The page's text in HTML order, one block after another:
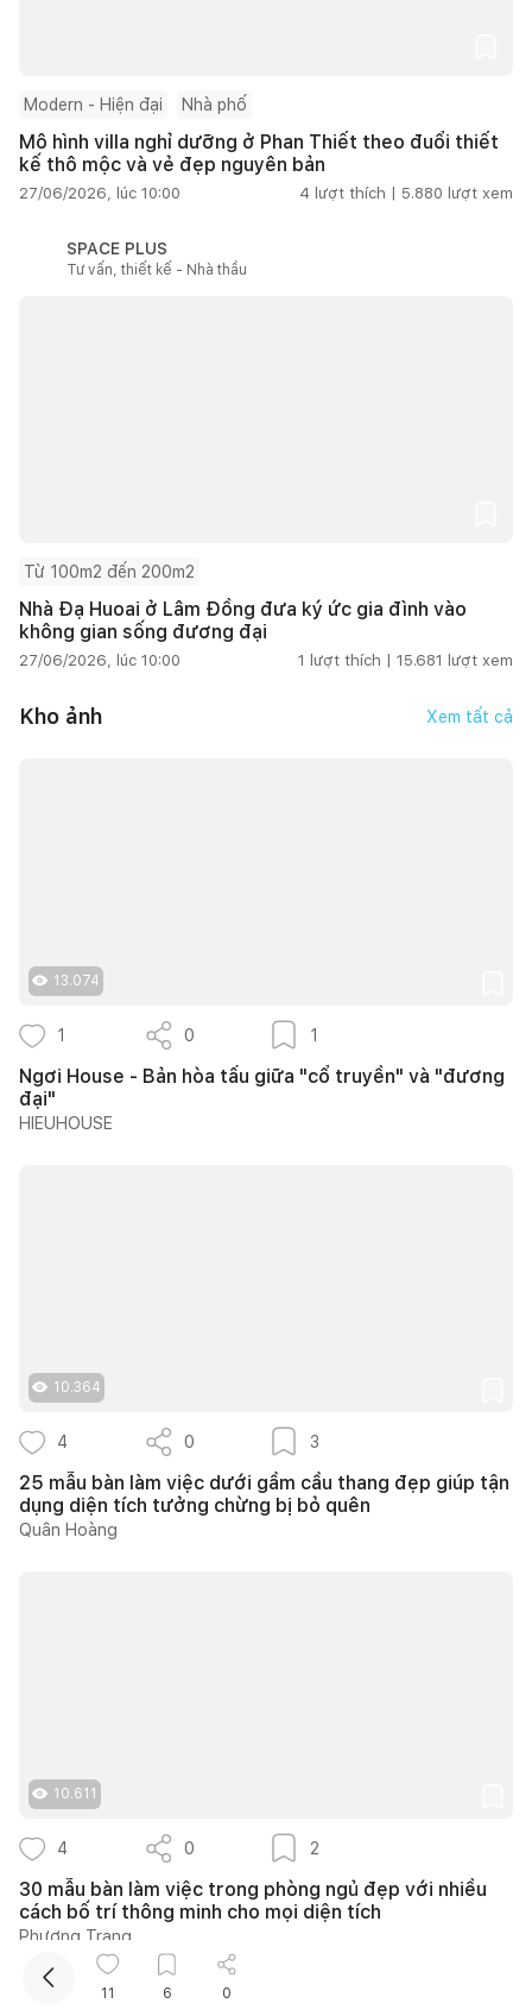
Modern - Hiện đại Nhà phố
Mô hình villa nghỉ dưỡng ở Phan Thiết theo đuổi thiết
kế thô mộc và vẻ đẹp nguyên bản
27/06/2026, lúc 10:00 4 lượt thích | 5.880 lượt xem
SPACE PLUS
Tư vấn, thiết kế - Nhà thầu
Từ 100m2 đến 200m2
Nhà Đạ Huoai ở Lâm Đồng đưa ký ức gia đình vào
không gian sống đương đại
27/06/2026, lúc 10:00 1 lượt thích | 15.681 lượt xem
Kho ảnh Xem tất cả
13.074
1 0 1
Ngơi House - Bản hòa tấu giữa "cổ truyền" và "đương
đại"
HIEUHOUSE
10.364
4 0 3
25 mẫu bàn làm việc dưới gầm cầu thang đẹp giúp tận
dụng diện tích tưởng chừng bị bỏ quên
Quân Hoàng
10.611
4 0 2
30 mẫu bàn làm việc trong phòng ngủ đẹp với nhiều
cách bố trí thông minh cho mọi diện tích
Phương Trang
11 6 0